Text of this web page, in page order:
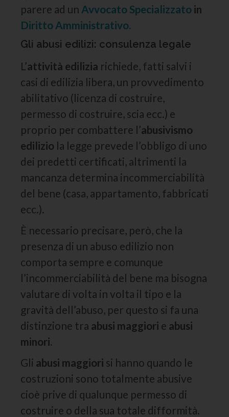
parere ad un Avvocato Specializzato in
Diritto Amministrativo.
Gli abusi edilizi: consulenza legale
L’attività edilizia richiede, fatti salvi i
casi di edilizia libera, un provvedimento
abilitativo (licenza di costruire,
permesso di costruire, scia ecc.) e
proprio per combattere l’abusivismo
edilizio la legge prevede l’obbligo di uno
dei predetti certificati, altrimenti la
mancanza determina incommerciabilità
del bene (casa, appartamento, fabbricati
ecc.).
È necessario precisare, però, che la
presenza di un abuso edilizio non
comporta sempre e comunque
l’incommerciabilità del bene ma bisogna
valutare di volta in volta il tipo e la
gravità dell’abuso, per questo si fa una
distinzione tra abusi maggiori e abusi
minori.
Gli abusi maggiori si hanno quando le
costruzioni sono totalmente abusive
cioè prive di qualunque permesso di
costruire o della sua totale difformità.